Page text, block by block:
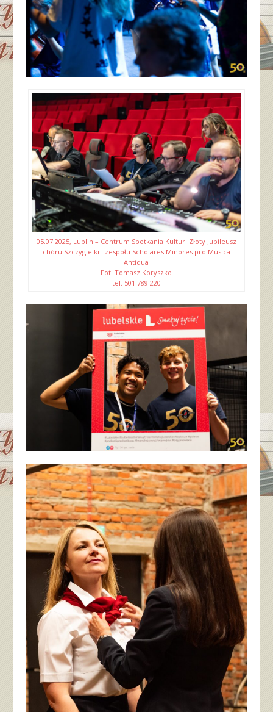
05.07.2025, Lublin – Centrum Spotkania Kultur. Złoty Jubileusz
chóru Szczygielki i zespołu Scholares Minores pro Musica
Antiqua
Fot. Tomasz Koryszko
tel. 501 789 220